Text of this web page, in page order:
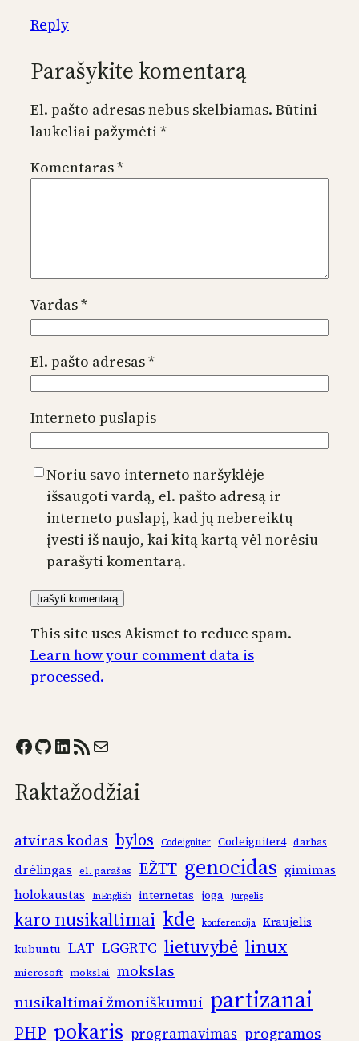
Reply
Parašykite komentarą
El. pašto adresas nebus skelbiamas. Būtini
laukeliai pažymėti *
Komentaras*
Vardas*
El. pašto adresas*
Interneto puslapis
Noriu savo interneto naršyklėje
išsaugoti vardą, el. pašto adresą ir
interneto puslapį, kad jų nebereiktų
įvesti iš naujo, kai kitą kartą vėl norėsiu
parašyti komentarą.
This site uses Akismet to reduce spam.
Learn how your comment data is
processed.
Facebook GitHub LinkedIn RSS Feed Mail
Raktažodžiai
atviras kodas bylos Codeigniter Codeigniter4 darbas
drėlingas el. parašas EŽTT genocidas gimimas
holokaustas
InEnglish internetas joga Jurgelis
karo nusikaltimai kde konferencija Kraujelis
kubuntu LAT LGGRTC lietuvybė linux
microsoft mokslai mokslas
nusikaltimai žmoniškumui partizanai
PHP pokaris programavimas programos